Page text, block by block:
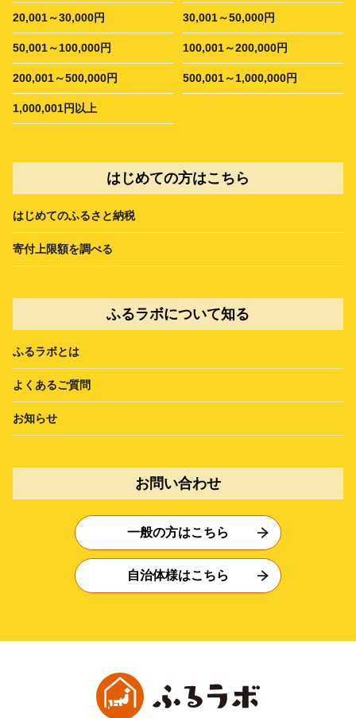
20,001～30,000円 30,001～50,000円
50,001～100,000円 100,001～200,000円
200,001～500,000円 500,001～1,000,000円
1,000,001円以上
はじめての方はこちら
はじめてのふるさと納税
寄付上限額を調べる
ふるラボについて知る
ふるラボとは
よくあるご質問
お知らせ
お問い合わせ
一般の方はこちら
自治体様はこちら